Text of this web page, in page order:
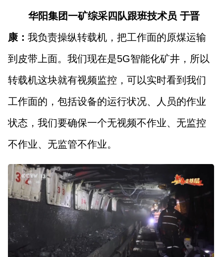
华阳集团一矿综采四队跟班技术员 于晋
康：我负责操纵转载机，把工作面的原煤运输
到皮带上面。我们现在是5G智能化矿井，所以
转载机这块就有视频监控，可以实时看到我们
工作面的，包括设备的运行状况、人员的作业
状态，我们要确保一个无视频不作业、无监控
不作业、无监管不作业。